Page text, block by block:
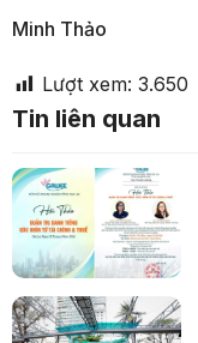
Minh Thảo
Lượt xem: 3.650
Tin liên quan